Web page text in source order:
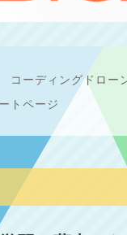
コーディングドロー
トページ